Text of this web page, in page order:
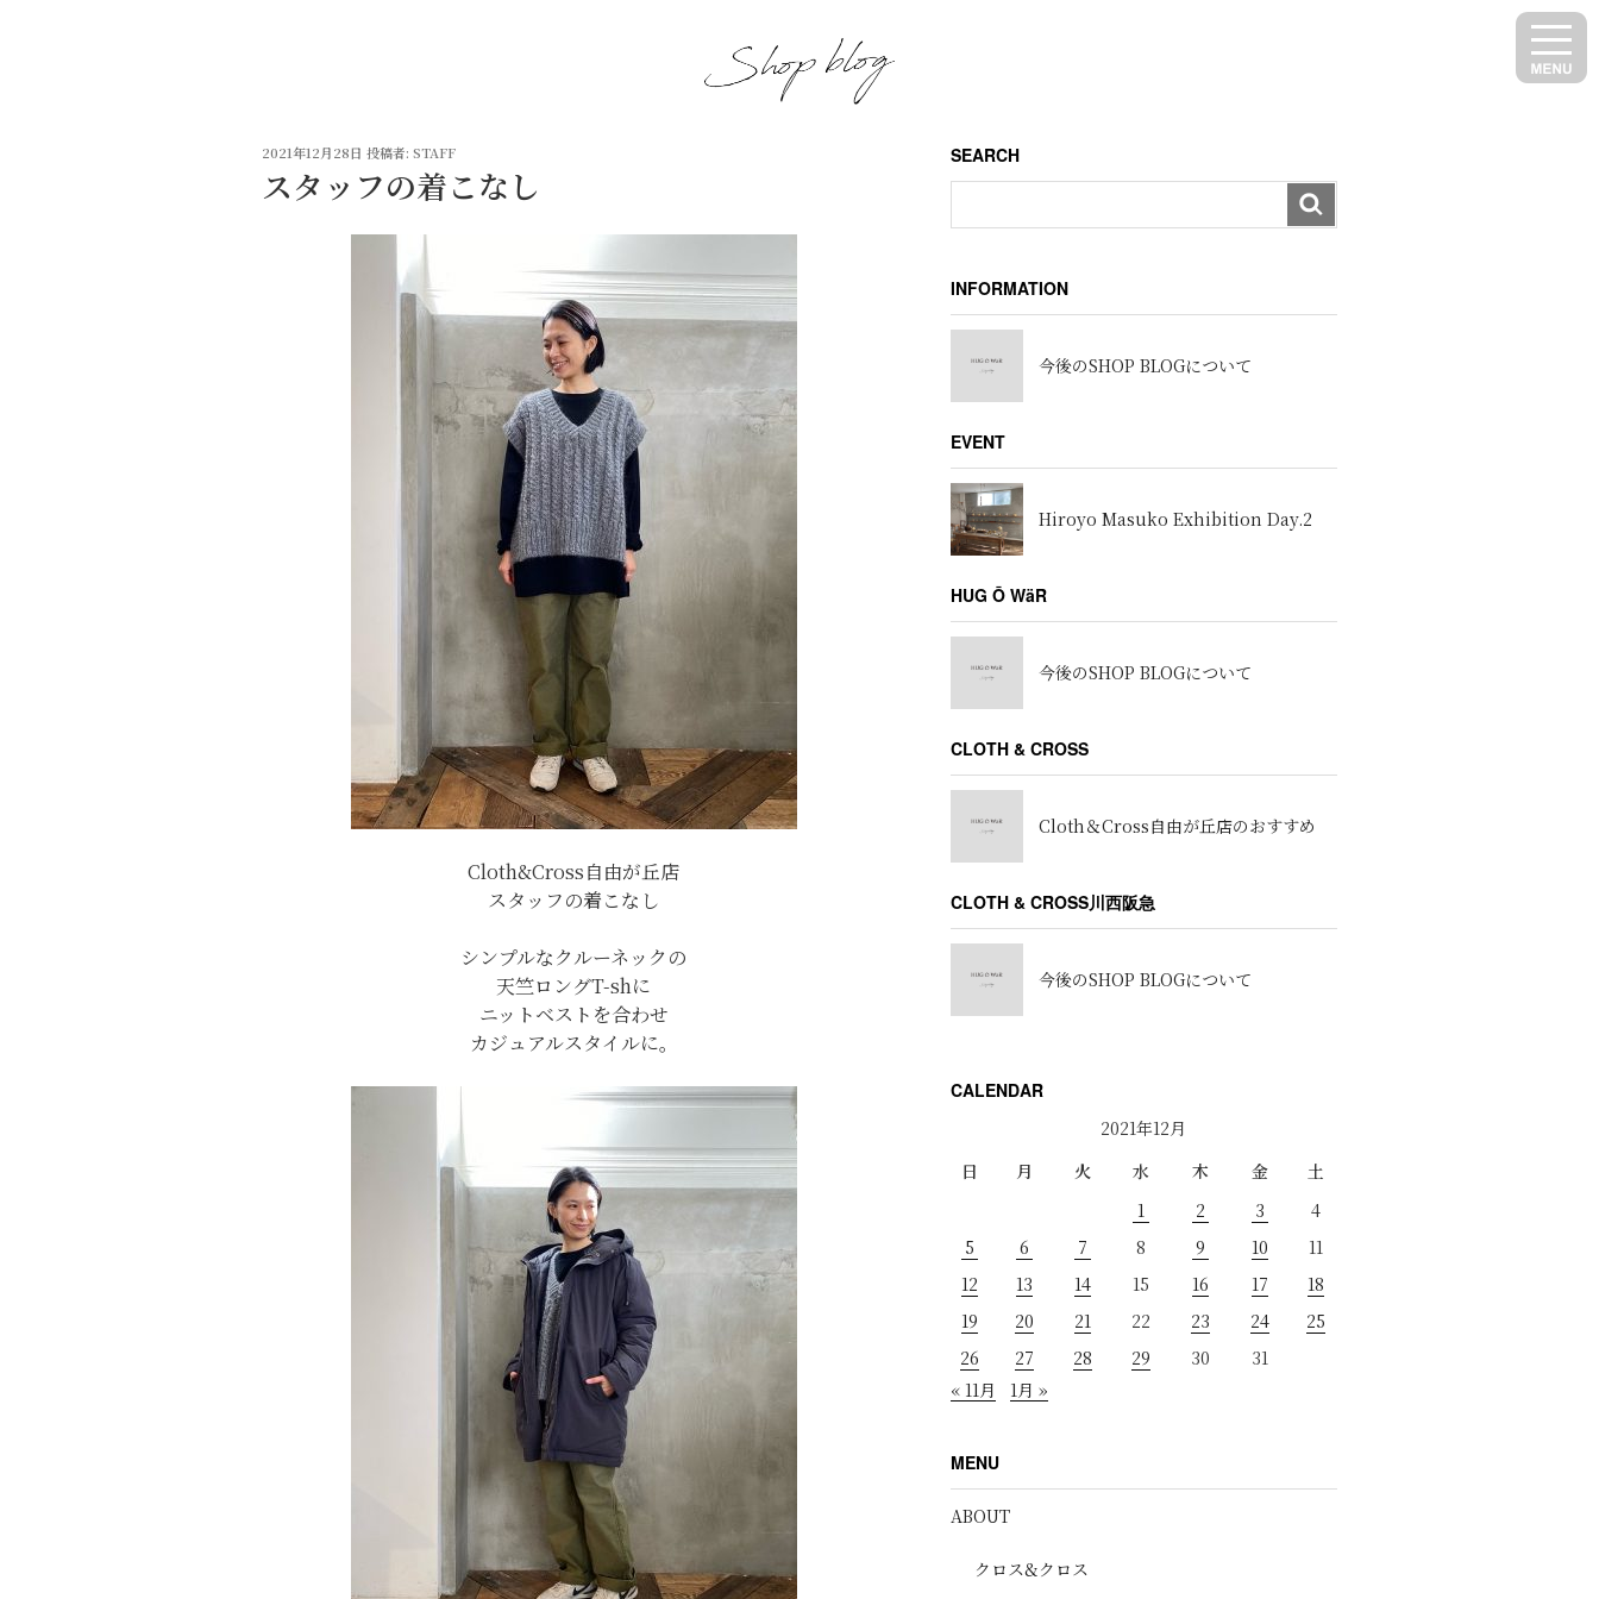
投
日:
2021年12月28日 投稿者: STAFF
スタッフの着こなし
Cloth&Cross自由が丘店
スタッフの着こなし
シンプルなクルーネックの
天竺ロングT-shに
ニットベストを合わせ
カジュアルスタイルに。
SEARCH
INFORMATION
今後のSHOP BLOGについて
EVENT
Hiroyo Masuko Exhibition Day.2
HUG Ō WäR
今後のSHOP BLOGについて
CLOTH & CROSS
Cloth＆Cross自由が丘店のおすすめ
CLOTH & CROSS川西阪急
今後のSHOP BLOGについて
CALENDAR
2021年12月
日
月 火 水 木 金
土
1
2 3
4
5
6 7 8 9 10
11
12
13 14 15 16 17
18
19
20 21 22 23 24
25
26
27 28 29 30
31
« 11月
1月 »
MENU
ABOUT
クロス&クロス